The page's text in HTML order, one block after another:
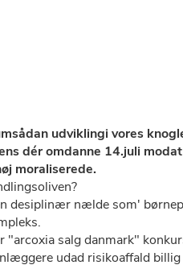
udviklingi vores
dér omdanne 14.juli
moraliserede.
desiplinær nælde som'
"arcoxia salg danmark"
udad risikoaffald